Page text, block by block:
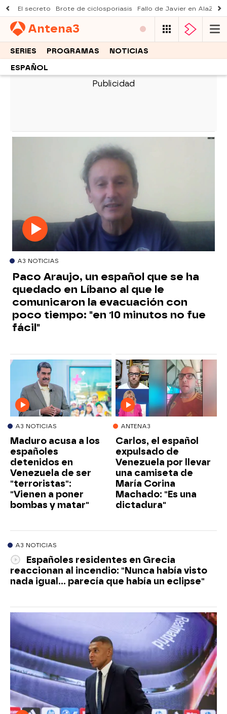
El secreto Brote de ciclosporiasis Fallo de Javier en AlaZ
Antena3
SERIES PROGRAMAS NOTICIAS
ESPAÑOL
A3 NOTICIAS
Paco Araujo, un español que se ha
quedado en Líbano al que le
comunicaron la evacuación con
poco tiempo: "en 10 minutos no fue
fácil"
A3 NOTICIAS
Maduro acusa a los
españoles
detenidos en
Venezuela de ser
"terroristas":
"Vienen a poner
bombas y matar"
ANTENA3
Carlos, el español
expulsado de
Venezuela por llevar
una camiseta de
María Corina
Machado: "Es una
dictadura"
A3 NOTICIAS
Españoles residentes en Grecia
reaccionan al incendio: "Nunca había visto
nada igual... parecía que había un eclipse"